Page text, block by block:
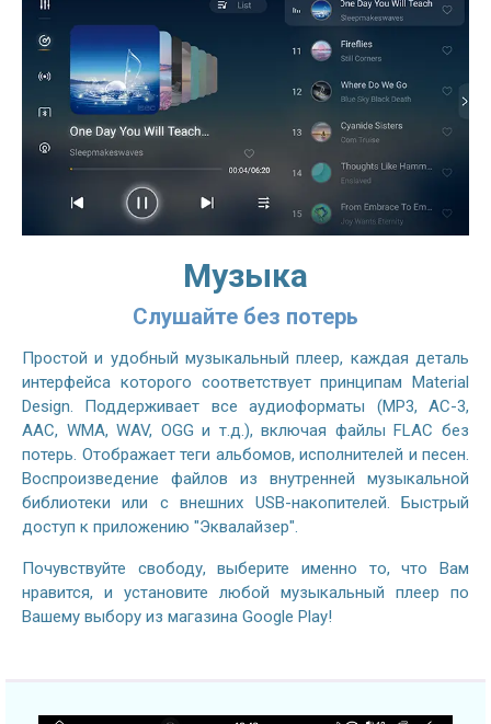
Музыка
Слушайте без потерь
Простой и удобный музыкальный плеер, каждая деталь
интерфейса которого соответствует принципам Material
Design. Поддерживает все аудиоформаты (MP3, AC-3,
AAC, WMA, WAV, OGG и т.д.), включая файлы FLAC без
потерь. Отображает теги альбомов, исполнителей и песен.
Воспроизведение файлов из внутренней музыкальной
библиотеки или с внешних USB-накопителей. Быстрый
доступ к приложению "Эквалайзер".
Почувствуйте свободу, выберите именно то, что Вам
нравится, и установите любой музыкальный плеер по
Вашему выбору из магазина Google Play!